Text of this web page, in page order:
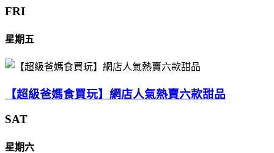
FRI
星期五
【超級爸媽食買玩】網店人氣熱賣六款甜品
SAT
星期六